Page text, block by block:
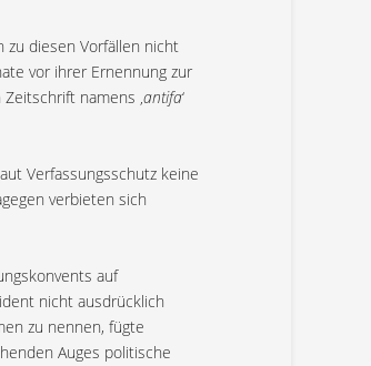
zu diesen Vorfällen nicht
vor ihrer Ernennung zur
namens ‚antifa‘
Verfassungsschutz keine
verbieten sich
auf
nicht ausdrücklich
zu nennen, fügte
Auges politische